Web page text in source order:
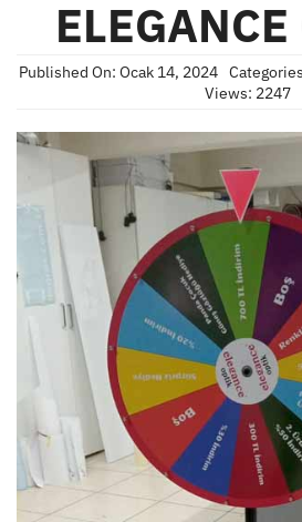
Published On: Ocak 14, 2024
Views: 2247